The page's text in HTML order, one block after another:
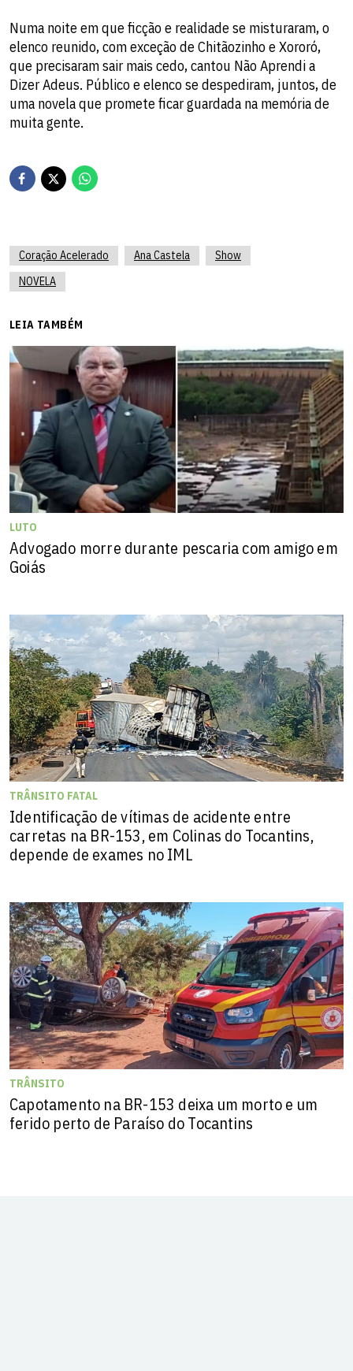
Numa noite em que ficção e realidade se misturaram, o
elenco reunido, com exceção de Chitãozinho e Xororó,
que precisaram sair mais cedo, cantou Não Aprendi a
Dizer Adeus. Público e elenco se despediram, juntos, de
uma novela que promete ficar guardada na memória de
muita gente.
Coração Acelerado Ana Castela
Show
NOVELA
LEIA TAMBÉM
LUTO
Advogado morre durante pescaria com amigo em
Goiás
TRÂNSITO FATAL
Identificação de vítimas de acidente entre
carretas na BR-153, em Colinas do Tocantins,
depende de exames no IML
TRÂNSITO
Capotamento na BR-153 deixa um morto e um
ferido perto de Paraíso do Tocantins